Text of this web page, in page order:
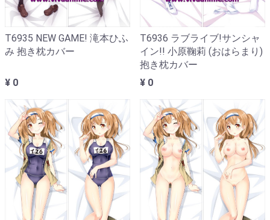
T6935 NEW GAME! 滝本ひふ
み 抱き枕カバー
¥ 0
T6936 ラブライブ!サンシャ
イン!! 小原鞠莉 (おはらまり)
抱き枕カバー
¥ 0